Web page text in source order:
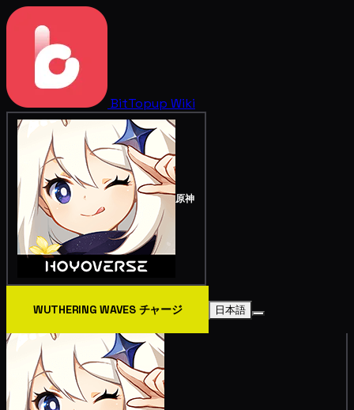
BitTopup Wiki
原神
WUTHERING WAVES チャージ 日本語